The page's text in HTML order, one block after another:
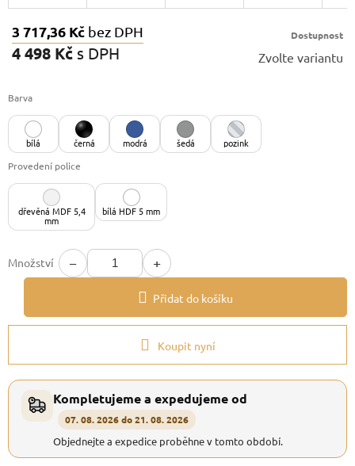
3 717,36 Kč bez DPH
4 498 Kč s DPH
Dostupnost
Zvolte variantu
Barva
bílá černá modrá šedá
pozink
Provedení police
dřevěná MDF 5,4
mm
bílá HDF 5 mm
Množství − +
Přidat do košíku
Koupit nyní
Kompletujeme a expedujeme od
07. 08. 2026 do 21. 08. 2026
Objednejte a expedice proběhne v tomto období.